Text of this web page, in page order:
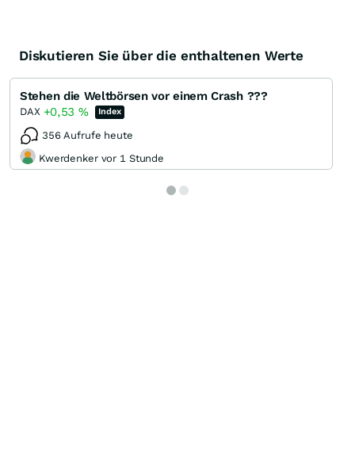
Diskutieren Sie über die enthaltenen Werte
Stehen die Weltbörsen vor einem Crash ???
DAX +0,53 % Index
356 Aufrufe heute
Kwerdenker vor 1 Stunde